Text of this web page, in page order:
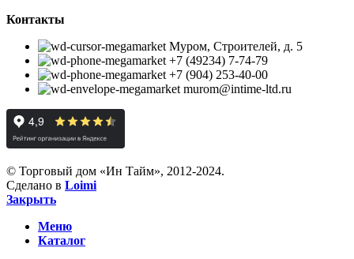
Контакты
Муром, Строителей, д. 5
+7 (49234) 7-74-79
+7 (904) 253-40-00
murom@intime-ltd.ru
© Торговый дом «Ин Тайм», 2012-2024.
Сделано в Loimi
Закрыть
Меню
Каталог